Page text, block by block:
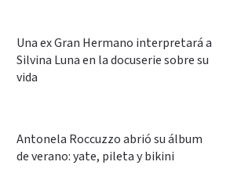
Una ex Gran Hermano interpretará a
Silvina Luna en la docuserie sobre su
vida
Antonela Roccuzzo abrió su álbum
de verano: yate, pileta y bikini